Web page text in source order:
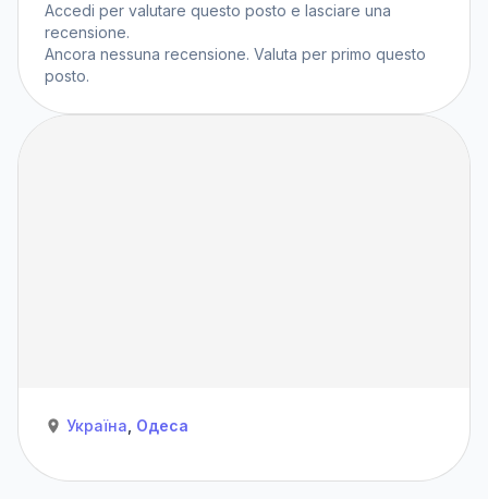
Accedi per valutare questo posto e lasciare una
recensione.
Ancora nessuna recensione. Valuta per primo questo
posto.
Україна Одеса